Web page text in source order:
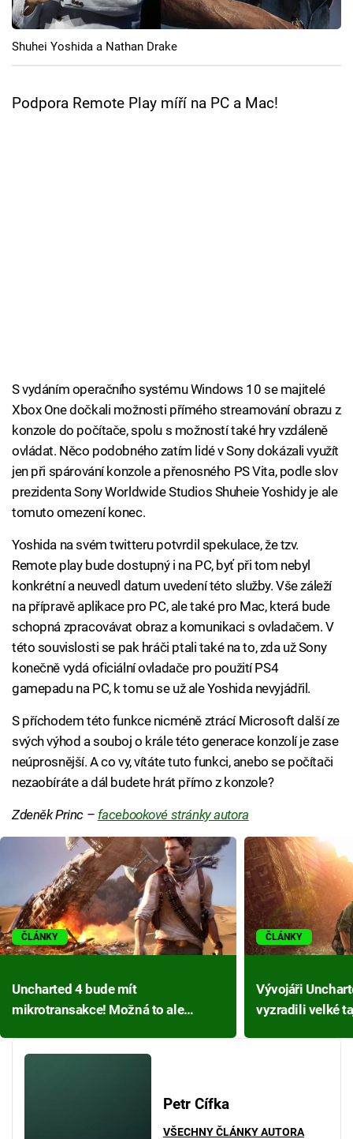
Cool Esport
Pořady
TV Program
Shuhei Yoshida a Nathan Drake
Podpora Remote Play míří na PC a Mac!
S vydáním operačního systému Windows 10 se majitelé
Xbox One dočkali možnosti přímého streamování obrazu z
konzole do počítače, spolu s možností také hry vzdáleně
ovládat. Něco podobného zatím lidé v Sony dokázali využít
jen při spárování konzole a přenosného PS Vita, podle slov
prezidenta Sony Worldwide Studios Shuheie Yoshidy je ale
tomuto omezení konec.
Yoshida na svém twitteru potvrdil spekulace, že tzv.
Remote play bude dostupný i na PC, byť při tom nebyl
konkrétní a neuvedl datum uvedení této služby. Vše záleží
na přípravě aplikace pro PC, ale také pro Mac, která bude
schopná zpracovávat obraz a komunikaci s ovladačem. V
této souvislosti se pak hráči ptali také na to, zda už Sony
konečně vydá oficiální ovladače pro použití PS4
gamepadu na PC, k tomu se už ale Yoshida nevyjádřil.
S příchodem této funkce nicméně ztrácí Microsoft další ze
svých výhod a souboj o krále této generace konzolí je zase
neúprosnější. A co vy, vítáte tuto funkci, anebo se počítači
nezaobíráte a dál budete hrát přímo z konzole?
Zdeněk Princ – facebookové stránky autora
ČLÁNKY
Uncharted 4 bude mít
mikrotransakce! Možná to ale
ČLÁNKY
Vývojáři
vyzradili velké
Petr Cífka
VŠECHNY ČLÁNKY AUTORA